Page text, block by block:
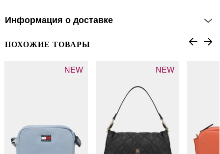
Информация о доставке
ПОХОЖИЕ ТОВАРЫ
NEW NEW